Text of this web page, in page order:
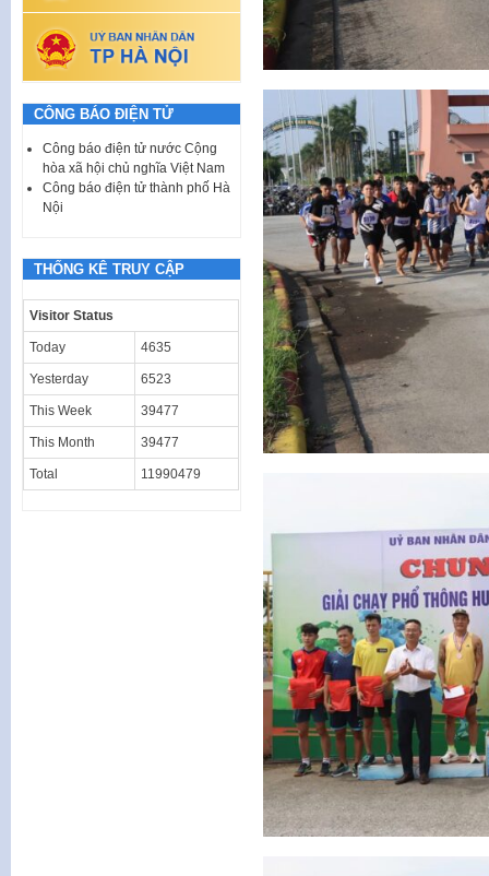
CÔNG BÁO ĐIỆN TỬ
Công báo điện tử nước Cộng
hòa xã hội chủ nghĩa Việt Nam
Công báo điện tử thành phố Hà
Nội
THỐNG KÊ TRUY CẬP
Visitor Status
Today 4635
Yesterday 6523
This Week 39477
This Month 39477
Total 11990479